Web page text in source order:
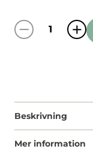
Beskrivning
Mer information